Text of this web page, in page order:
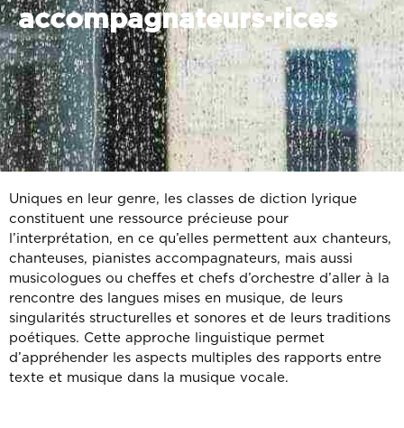
accompagnateurs·rices
Uniques en leur genre, les classes de diction lyrique
constituent une ressource précieuse pour
l’interprétation, en ce qu’elles permettent aux chanteurs,
chanteuses, pianistes accompagnateurs, mais aussi
musicologues ou cheffes et chefs d’orchestre d’aller à la
rencontre des langues mises en musique, de leurs
singularités structurelles et sonores et de leurs traditions
poétiques. Cette approche linguistique permet
d’appréhender les aspects multiples des rapports entre
texte et musique dans la musique vocale.